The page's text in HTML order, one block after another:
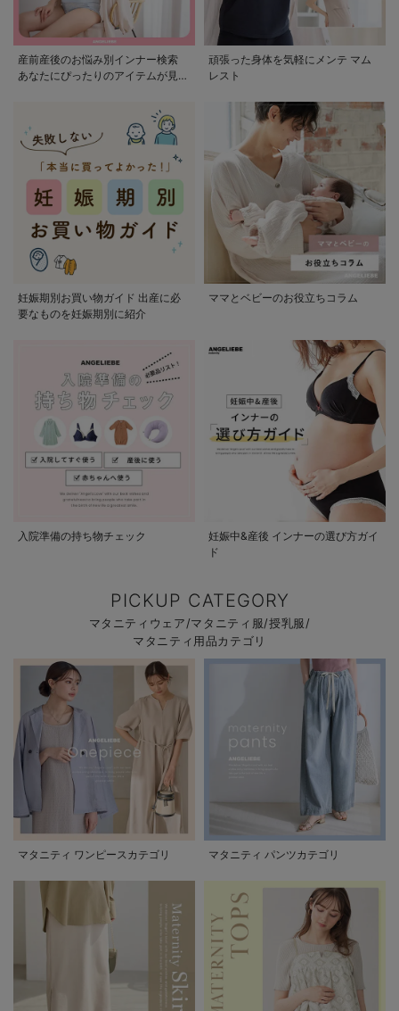
産前産後のお悩み別インナー検索
あなたにぴったりのアイテムが見つ
頑張った身体を気軽にメンテ マム
レスト
妊娠期別お買い物ガイド 出産に必
要なものを妊娠期別に紹介
ママとベビーのお役立ちコラム
入院準備の持ち物チェック
妊娠中&産後 インナーの選び方ガイ
ド
PICKUP CATEGORY
マタニティウェア/マタニティ服/授乳服/
マタニティ用品カテゴリ
マタニティ ワンピースカテゴリ マタニティ パンツカテゴリ